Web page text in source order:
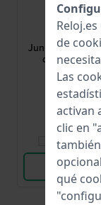
Lotus
18580/
Junior 36 mm
de cuarzo
99,00
● En
Ver
de
Las
activan
clic en
qué